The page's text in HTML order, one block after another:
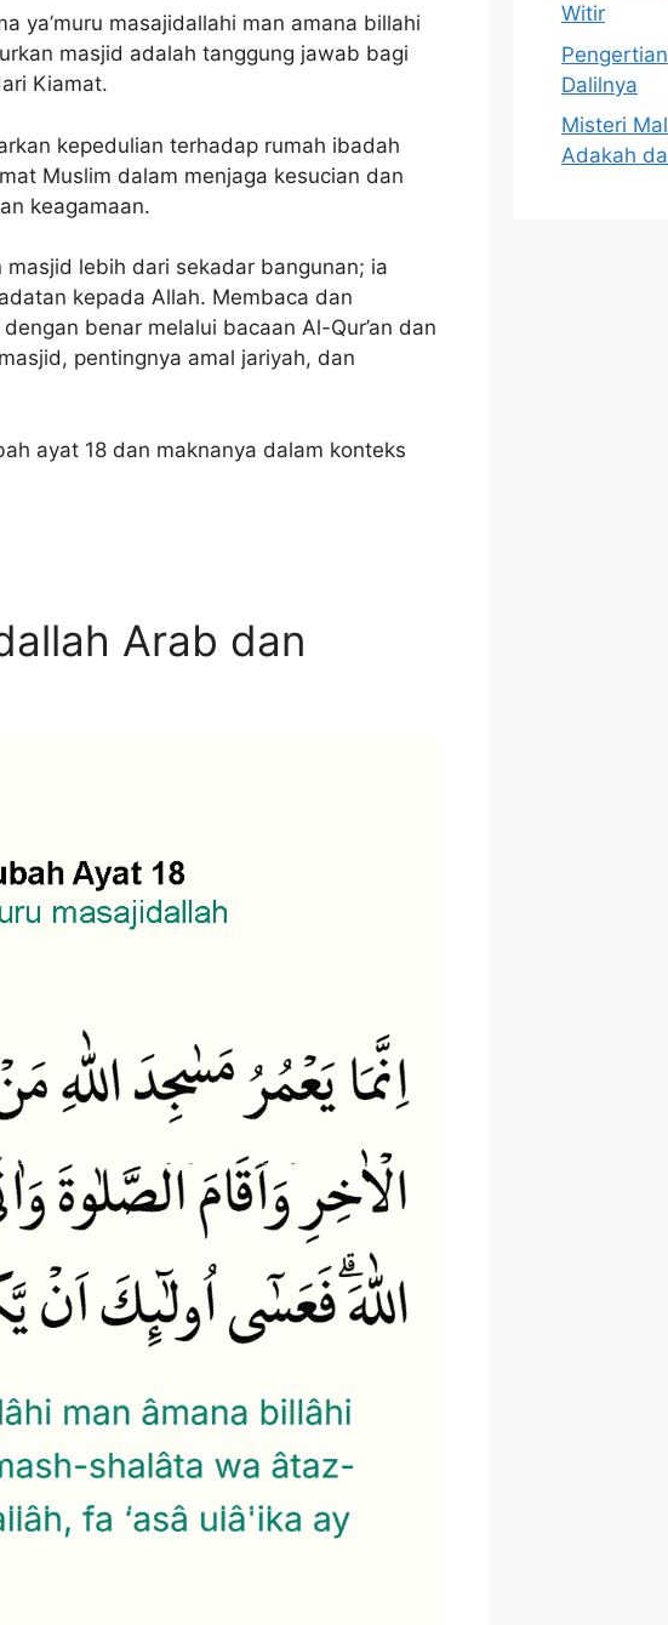
ya’muru masajidallahi man amana billahi
masjid adalah tanggung jawab bagi
Kiamat.
kepedulian terhadap rumah ibadah
Muslim dalam menjaga kesucian dan
keagamaan.
lebih dari sekadar bangunan; ia
kepada Allah. Membaca dan
benar melalui bacaan Al-Qur’an dan
pentingnya amal jariyah, dan
ayat 18 dan maknanya dalam konteks
Arab dan
Witir
Dalilnya
Misteri
Adakah